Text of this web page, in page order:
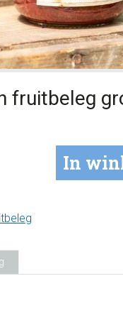
fruitbeleg
In